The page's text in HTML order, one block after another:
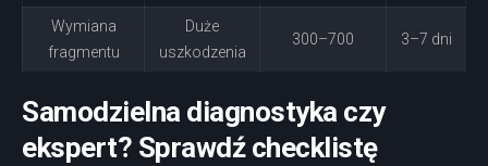
Wymiana
fragmentu
Duże
uszkodzenia
300–700 3–7 dni
Samodzielna diagnostyka czy
ekspert? Sprawdź checklistę